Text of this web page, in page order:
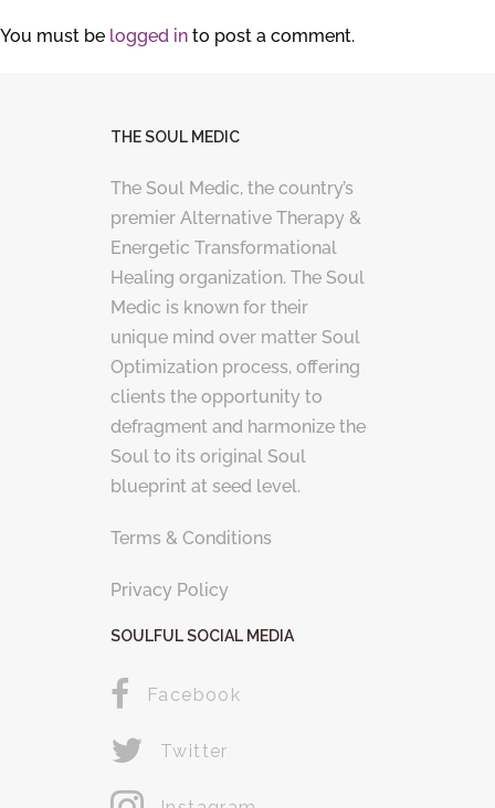
You must be logged in to post a comment.
THE SOUL MEDIC
The Soul Medic, the country’s
premier Alternative Therapy &
Energetic Transformational
Healing organization. The Soul
Medic is known for their
unique mind over matter Soul
Optimization process, offering
clients the opportunity to
defragment and harmonize the
Soul to its original Soul
blueprint at seed level.
Terms & Conditions
Privacy Policy
SOULFUL SOCIAL MEDIA
Facebook
Twitter